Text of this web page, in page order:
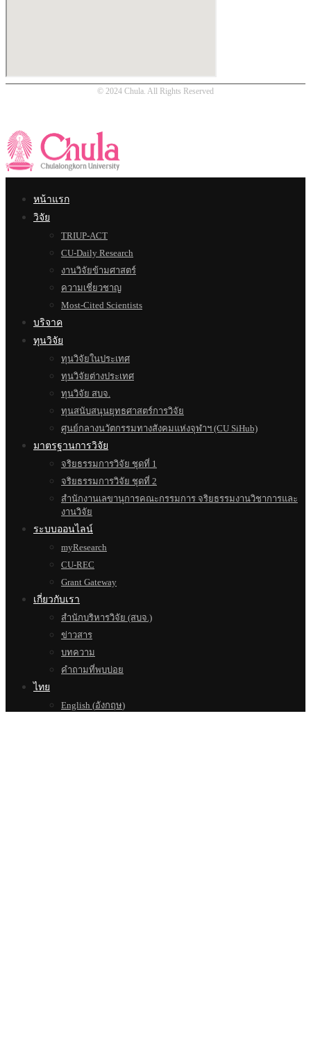
© 2024 Chula. All Rights Reserved
หน้าแรก
วิจัย
TRIUP-ACT
CU-Daily Research
งานวิจัยข้ามศาสตร์
ความเชี่ยวชาญ
Most-Cited Scientists
บริจาค
ทุนวิจัย
ทุนวิจัยในประเทศ
ทุนวิจัยต่างประเทศ
ทุนวิจัย สบจ.
ทุนสนับสนุนยุทธศาสตร์การวิจัย
ศูนย์กลางนวัตกรรมทางสังคมแห่งจุฬาฯ (CU SiHub)
มาตรฐานการวิจัย
จริยธรรมการวิจัย ชุดที่ 1
จริยธรรมการวิจัย ชุดที่ 2
สำนักงานเลขานุการคณะกรรมการ จริยธรรมงานวิชาการและ
งานวิจัย
ระบบออนไลน์
myResearch
CU-REC
Grant Gateway
เกี่ยวกับเรา
สำนักบริหารวิจัย (สบจ.)
ข่าวสาร
บทความ
คำถามที่พบบ่อย
ไทย
English (อังกฤษ)